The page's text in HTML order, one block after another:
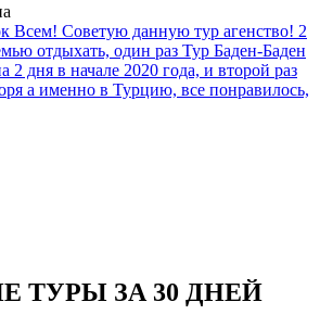
Всем! Советую данную тур агенство! 2
отдыхать, один раз Тур Баден-Баден
2 дня в начале 2020 года, и второй раз
а именно в Турцию, все понравилось,
ТУРЫ ЗА 30 ДНЕЙ